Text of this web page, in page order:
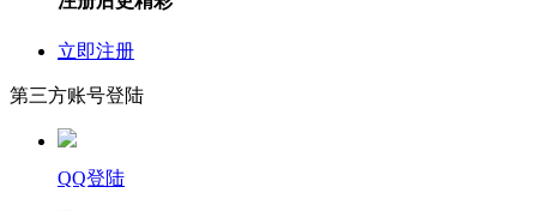
立即注册
第三方账号登陆
QQ登陆